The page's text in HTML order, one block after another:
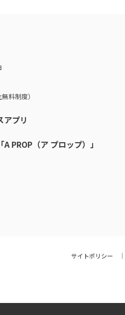
料制度）
アプリ
PROP（ア プロップ）」
サイトポリシー